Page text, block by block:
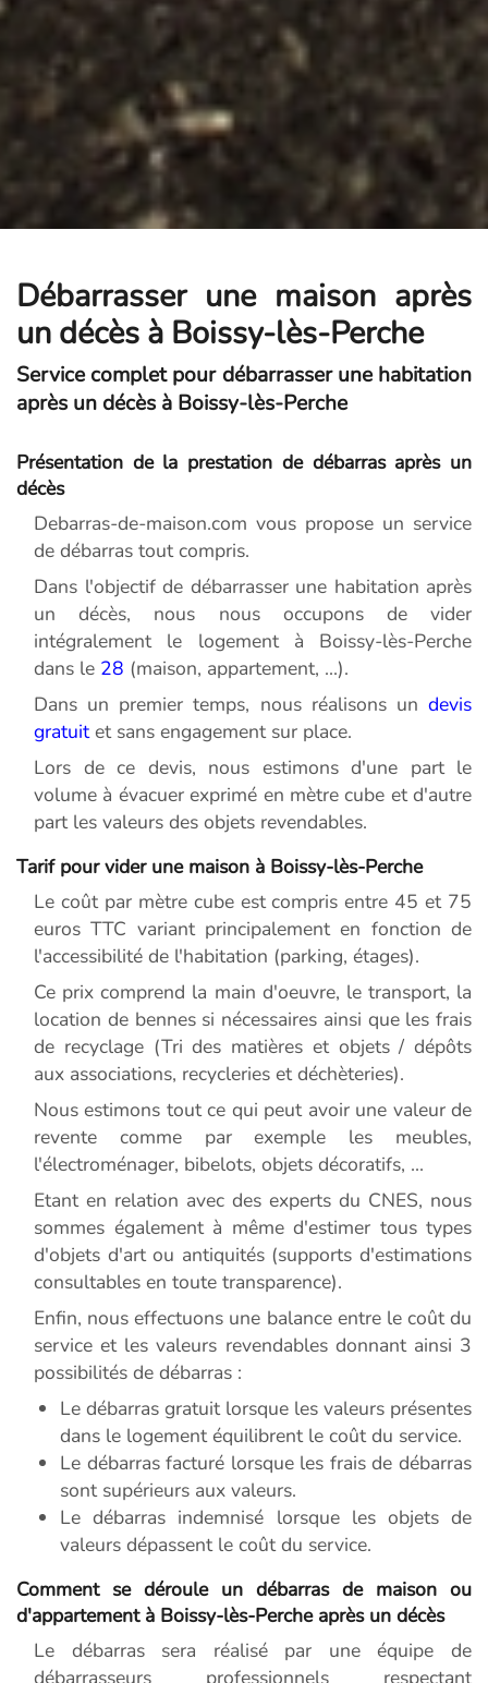
Débarrasser une maison après
un décès à Boissy-lès-Perche
Service complet pour débarrasser une habitation
après un décès à Boissy-lès-Perche
Présentation de la prestation de débarras après un
décès
Debarras-de-maison.com vous propose un service
de débarras tout compris.
Dans l'objectif de débarrasser une habitation après
un décès, nous nous occupons de vider
intégralement le logement à Boissy-lès-Perche
dans le 28 (maison, appartement, ...).
Dans un premier temps, nous réalisons un devis
gratuitet sans engagement sur place.
Lors de ce devis, nous estimons d'une part le
volume à évacuer exprimé en mètre cube et d'autre
part les valeurs des objets revendables.
Tarif pour vider une maison à Boissy-lès-Perche
Le coût par mètre cube est compris entre 45 et 75
euros TTC variant principalement en fonction de
l'accessibilité de l'habitation (parking, étages).
Ce prix comprend la main d'oeuvre, le transport, la
location de bennes si nécessaires ainsi que les frais
de recyclage (Tri des matières et objets / dépôts
aux associations, recycleries et déchèteries).
Nous estimons tout ce qui peut avoir une valeur de
revente comme par exemple les meubles,
l'électroménager, bibelots, objets décoratifs, ...
Etant en relation avec des experts du CNES, nous
sommes également à même d'estimer tous types
d'objets d'art ou antiquités (supports d'estimations
consultables en toute transparence).
Enfin, nous effectuons une balance entre le coût du
service et les valeurs revendables donnant ainsi 3
possibilités de débarras :
Le débarras gratuit lorsque les valeurs présentes
dans le logement équilibrent le coût du service.
Le débarras facturé lorsque les frais de débarras
sont supérieurs aux valeurs.
Le débarras indemnisé lorsque les objets de
valeurs dépassent le coût du service.
Comment se déroule un débarras de maison ou
d'appartement à Boissy-lès-Perche après un décès
Le débarras sera réalisé par une équipe de
débarrasseurs professionnels respectant